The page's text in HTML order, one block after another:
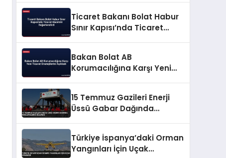
Ticaret Bakanı Bolat Habur
Sınır Kapısı’nda Ticaret
Bakan Bolat AB
Korumacılığına Karşı Yeni
15 Temmuz Gazileri Enerji
Üssü Gabar Dağında
Türkiye İspanya’daki Orman
Yangınları İçin Uçak